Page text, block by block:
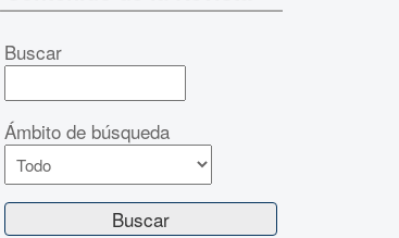
Buscar
Ámbito de búsqueda